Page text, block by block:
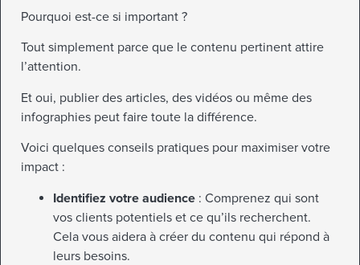
Pourquoi est-ce si important ?
Tout simplement parce que le contenu pertinent attire
l’attention.
Et oui, publier des articles, des vidéos ou même des
infographies peut faire toute la différence.
Voici quelques conseils pratiques pour maximiser votre
impact :
Identifiez votre audience : Comprenez qui sont
vos clients potentiels et ce qu’ils recherchent.
Cela vous aidera à créer du contenu qui répond à
leurs besoins.